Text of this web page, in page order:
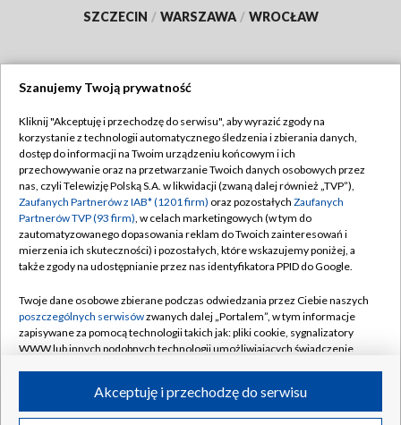
SZCZECIN / WARSZAWA / WROCŁAW
TVP
Abonament TVP
Emisja w TVP
Centrum informacji TVP
Naziemna Telewizja Cyfrowa
Rada Programowa
System NOS
Informacje o nadawcy
Program dla prasy
Regulamin TVP
Polityka prywatności
Moje zgody
Pomoc
Kontakt
Kanały
©2026 Telewizja Polska S.A. w likwidacji
Szanujemy Twoją prywatność
Kliknij "Akceptuję i przechodzę do serwisu", aby wyrazić zgody na
korzystanie z technologii automatycznego śledzenia i zbierania danych,
dostęp do informacji na Twoim urządzeniu końcowym i ich
przechowywanie oraz na przetwarzanie Twoich danych osobowych przez
nas, czyli Telewizję Polską S.A. w likwidacji (zwaną dalej również „TVP”),
Zaufanych Partnerów z IAB* (1201 firm) oraz pozostałych Zaufanych
Partnerów TVP (93 firm), w celach marketingowych (w tym do
zautomatyzowanego dopasowania reklam do Twoich zainteresowań i
mierzenia ich skuteczności) i pozostałych, które wskazujemy poniżej, a
także zgody na udostępnianie przez nas identyfikatora PPID do Google.
Twoje dane osobowe zbierane podczas odwiedzania przez Ciebie naszych
poszczególnych serwisówzwanych dalej „Portalem”, w tym informacje
zapisywane za pomocą technologii takich jak: pliki cookie, sygnalizatory
WWW lub innych podobnych technologii umożliwiających świadczenie
ruchu w Internecie.Akceptuję i przechodzę do serwisu